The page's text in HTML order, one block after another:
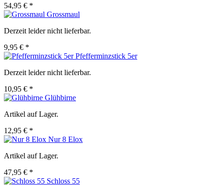
54,95 € *
Grossmaul
Derzeit leider nicht lieferbar.
9,95 € *
Pfefferminzstick 5er
Derzeit leider nicht lieferbar.
10,95 € *
Glühbirne
Artikel auf Lager.
12,95 € *
Nur 8 Elox
Artikel auf Lager.
47,95 € *
Schloss 55